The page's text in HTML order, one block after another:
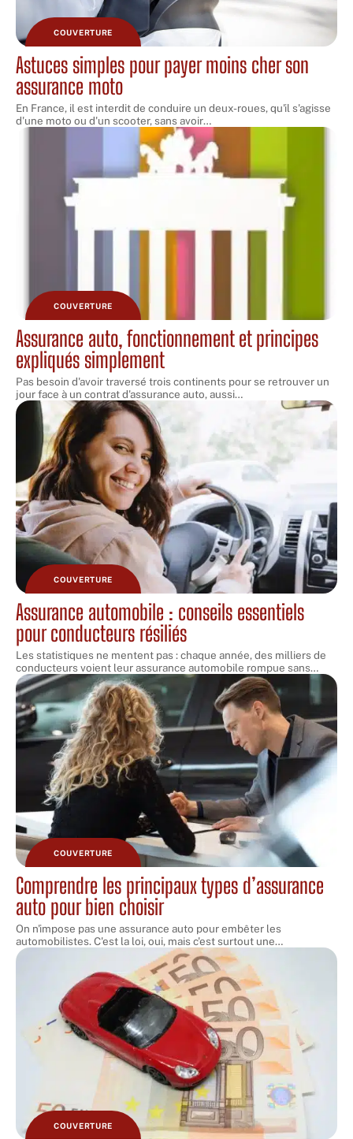
COUVERTURE
Astuces simples pour payer moins cher son
assurance moto
En France, il est interdit de conduire un deux-roues, qu'il s'agisse
d'une moto ou d'un scooter, sans avoir…
COUVERTURE
Assurance auto, fonctionnement et principes
expliqués simplement
Pas besoin d'avoir traversé trois continents pour se retrouver un
jour face à un contrat d'assurance auto, aussi…
COUVERTURE
Assurance automobile : conseils essentiels
pour conducteurs résiliés
Les statistiques ne mentent pas : chaque année, des milliers de
conducteurs voient leur assurance automobile rompue sans…
COUVERTURE
Comprendre les principaux types d’assurance
auto pour bien choisir
On n'impose pas une assurance auto pour embêter les
automobilistes. C'est la loi, oui, mais c'est surtout une…
COUVERTURE